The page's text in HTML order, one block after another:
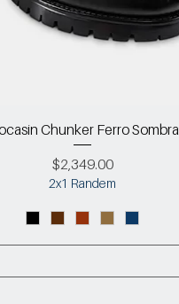
Chunker Ferro Sombra
Precio
$2,349.00
2x1 Randem